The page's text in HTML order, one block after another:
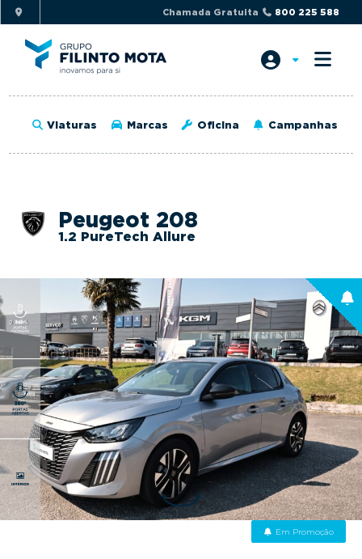
i
p
t
o
r
a
g
a
t
i
o
n
i
p
t
o
a
c
Chamada Gratuita 800 225 588
Viaturas Marcas Oficina Campanhas
Peugeot 208
1.2 PureTech Allure
Em Promoção